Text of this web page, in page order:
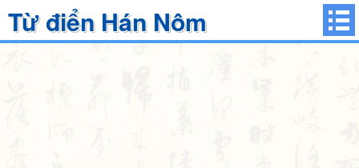
Từ điển Hán Nôm